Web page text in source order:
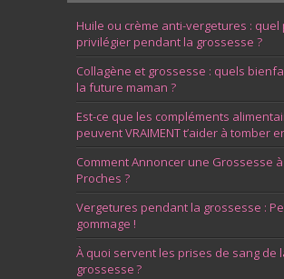
Huile ou crème anti-vergetures :
privilégier pendant la grossesse ?
Collagène et grossesse : quels
la future maman ?
Est-ce que les compléments
peuvent VRAIMENT t’aider à tomber
Comment Annoncer une Grossesse
Proches ?
Vergetures pendant la grossesse :
gommage !
À quoi servent les prises de sang de
grossesse ?